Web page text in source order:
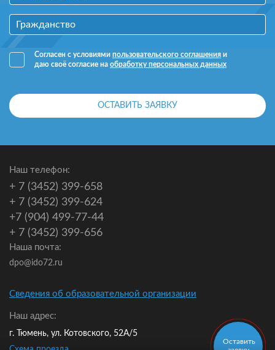
Оставить
Согласен с условиями пользовательского соглашения и
даю своё согласие на обработку персональных данных
ОСТАВИТЬ ЗАЯВКУ
Наш телефон:
+ 7 (3452) 399-658
+ 7 (3452) 399-624
+7 (904) 499-77-44
+ 7 (3452) 399-656
Наша почта:
dpo@ido72.ru
Сведения об образовательной организации
Наш адрес:
г. Тюмень, ул. Котовского, 52А/5